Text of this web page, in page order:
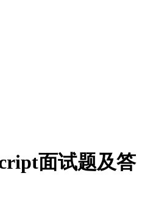
面试题及答